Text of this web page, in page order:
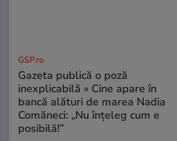
GSP.ro
Gazeta publică o poză
inexplicabilă » Cine apare în
bancă alături de marea Nadia
Comăneci: „Nu înțeleg cum e
posibilă!”